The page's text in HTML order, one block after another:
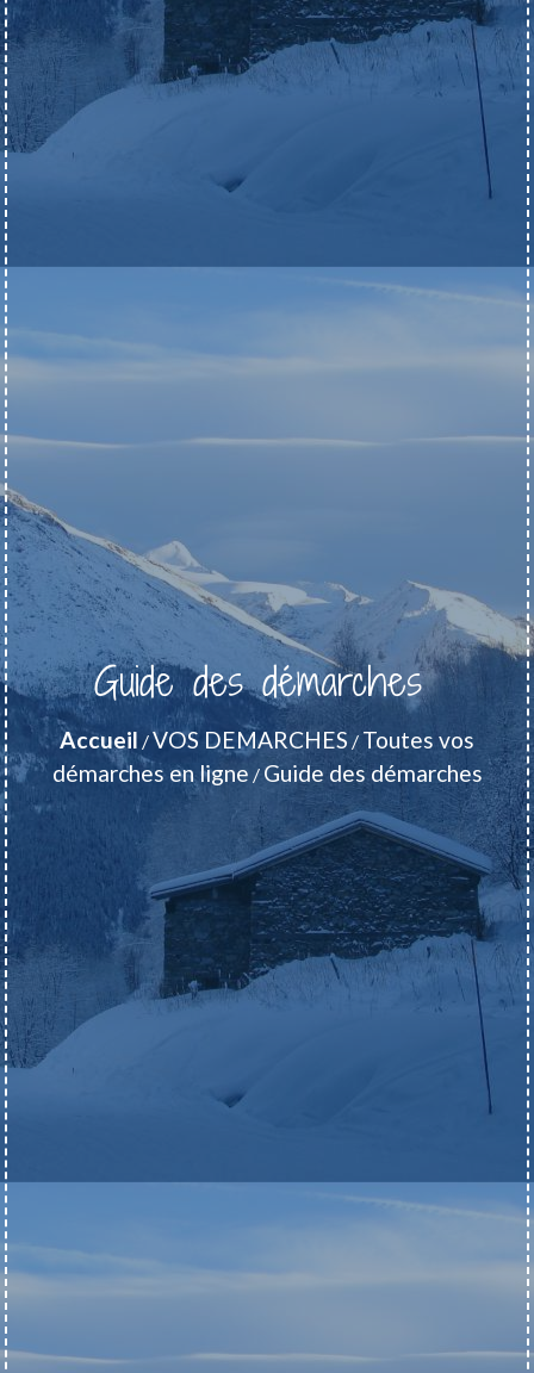
Guide des démarches
Accueil /VOS DEMARCHES / Toutes vos
démarches en ligne / Guide des démarches